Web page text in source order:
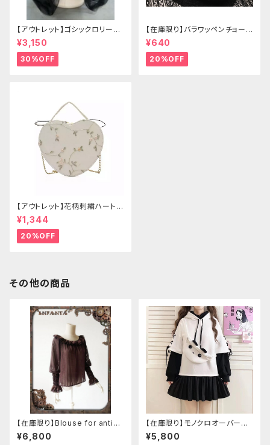
【アウトレット】ゴシックロリータ
ゴールドクラウン＆ホーン(ヴェ
ール付き)
¥3,150
30%OFF
【在庫限り】バラワッペンチョーカ
ー
¥640
20%OFF
【アウトレット】花柄刺繍ハートバ
ッグ
¥1,344
20%OFF
その他の商品
【在庫限り】Blouse for antiqu
e automaton
¥6,800
【在庫限り】モノクロオーバーサ
イズパンダパーカー
¥5,800